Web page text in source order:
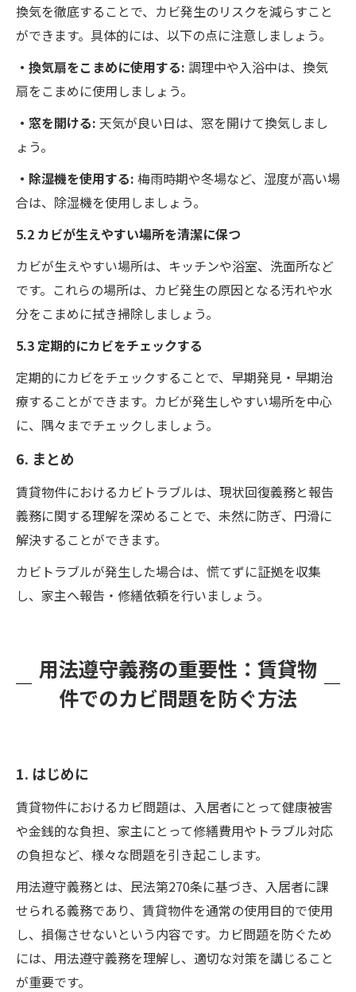
換気を徹底することで、カビ発生のリスクを減らすこと
ができます。具体的には、以下の点に注意しましょう。
・換気扇をこまめに使用する: 調理中や入浴中は、換気
扇をこまめに使用しましょう。
・窓を開ける: 天気が良い日は、窓を開けて換気しまし
ょう。
・除湿機を使用する: 梅雨時期や冬場など、湿度が高い場
合は、除湿機を使用しましょう。
5.2 カビが生えやすい場所を清潔に保つ
カビが生えやすい場所は、キッチンや浴室、洗面所など
です。これらの場所は、カビ発生の原因となる汚れや水
分をこまめに拭き掃除しましょう。
5.3 定期的にカビをチェックする
定期的にカビをチェックすることで、早期発見・早期治
療することができます。カビが発生しやすい場所を中心
に、隅々までチェックしましょう。
6. まとめ
賃貸物件におけるカビトラブルは、現状回復義務と報告
義務に関する理解を深めることで、未然に防ぎ、円滑に
解決することができます。
カビトラブルが発生した場合は、慌てずに証拠を収集
し、家主へ報告・修繕依頼を行いましょう。
用法遵守義務の重要性：賃貸物
件でのカビ問題を防ぐ方法
1. はじめに
賃貸物件におけるカビ問題は、入居者にとって健康被害
や金銭的な負担、家主にとって修繕費用やトラブル対応
の負担など、様々な問題を引き起こします。
用法遵守義務とは、民法第270条に基づき、入居者に課
せられる義務であり、賃貸物件を通常の使用目的で使用
し、損傷させないという内容です。カビ問題を防ぐため
には、用法遵守義務を理解し、適切な対策を講じること
が重要です。